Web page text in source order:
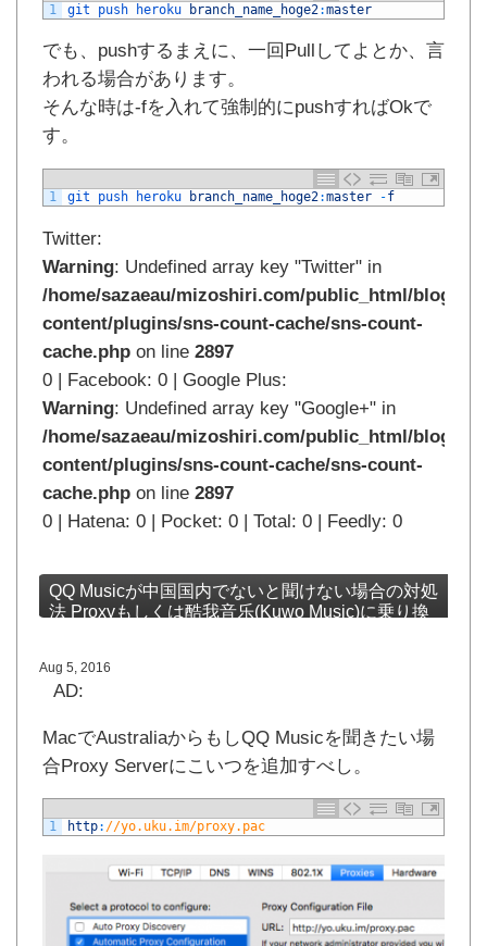
1 git push heroku branch_name_hoge2:master
でも、pushするまえに、一回Pullしてよとか、言
われる場合があります。
そんな時は-fを入れて強制的にpushすればOkで
す。
1 git push heroku branch_name_hoge2:master -f
Twitter:
Warning: Undefined array key "Twitter" in
/home/sazaeau/mizoshiri.com/public_html/
content/plugins/sns-count-cache/sns-count-
cache.php on line 2897
0 | Facebook: 0 | Google Plus:
Warning: Undefined array key "Google+" in
/home/sazaeau/mizoshiri.com/public_html/
content/plugins/sns-count-cache/sns-count-
cache.php on line 2897
0 | Hatena: 0 | Pocket: 0 | Total: 0 | Feedly: 0
QQ Musicが中国国内でないと聞けない場合の対処
法 Proxyもしくは酷我音乐(Kuwo Music)に乗り換
Aug 5, 2016
AD:
MacでAustraliaからもしQQ Musicを聞きたい場
合Proxy Serverにこいつを追加すべし。
1 http: //yo.uku.im/proxy.pac